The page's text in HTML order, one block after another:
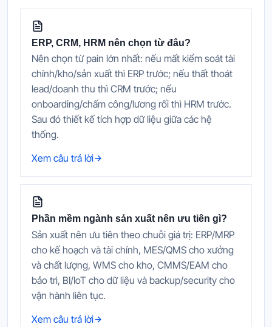
ERP, CRM, HRM nên chọn từ đâu?
Nên chọn từ pain lớn nhất: nếu mất kiểm soát tài
chính/kho/sản xuất thì ERP trước; nếu thất thoát
lead/doanh thu thì CRM trước; nếu
onboarding/chấm công/lương rối thì HRM trước.
Sau đó thiết kế tích hợp dữ liệu giữa các hệ
thống.
Xem câu trả lời
Phần mềm ngành sản xuất nên ưu tiên gì?
Sản xuất nên ưu tiên theo chuỗi giá trị: ERP/MRP
cho kế hoạch và tài chính, MES/QMS cho xưởng
và chất lượng, WMS cho kho, CMMS/EAM cho
bảo trì, BI/IoT cho dữ liệu và backup/security cho
vận hành liên tục.
Xem câu trả lời